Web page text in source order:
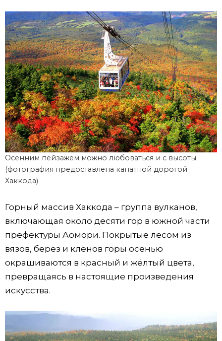
Осенним пейзажем можно любоваться и с высоты
(фотография предоставлена канатной дорогой
Хаккода)
Горный массив Хаккода – группа вулканов,
включающая около десяти гор в южной части
префектуры Аомори. Покрытые лесом из
вязов, берёз и клёнов горы осенью
окрашиваются в красный и жёлтый цвета,
превращаясь в настоящие произведения
искусства.